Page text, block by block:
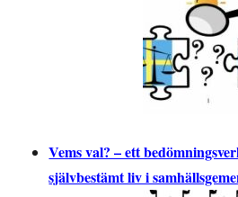
Vems val? – ett
självbestämt liv i